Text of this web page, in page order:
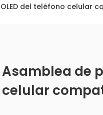
del teléfono celular
Asamblea de
celular